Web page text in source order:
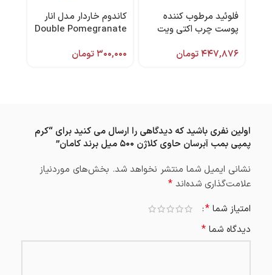
فلوئید مرطوب کننده
پوست چرب اکتی ویت
۴۴۷,۸۷۶تومان
کاندوم خاردار مدل انار
Double Pomegranate
کدکس
۳۰۰,۰۰۰تومان
اولین نفری باشید که دیدگاهی را ارسال می کنید برای “کرم
پمپی بمب آبرسان حاوی کلاژن ۵۰۰ میل برند کامان”
نشانی ایمیل شما منتشر نخواهد شد. بخش‌های موردنیاز
علامت‌گذاری شده‌اند *
امتیاز شما *
دیدگاه شما *